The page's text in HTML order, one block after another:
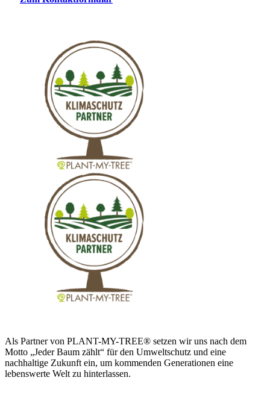
Als Partner von PLANT-MY-TREE® setzen wir uns nach dem
Motto „Jeder Baum zählt“ für den Umweltschutz und eine
nachhaltige Zukunft ein, um kommenden Generationen eine
lebenswerte Welt zu hinterlassen.